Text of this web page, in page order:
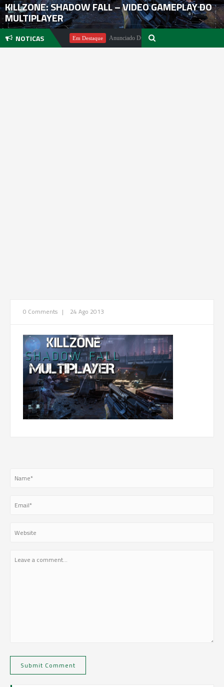
KILLZONE: SHADOW FALL – VIDEO GAMEPLAY DO
MULTIPLAYER
NOTICAS
Pachter Em Destaque Anunciado DualSense The Last of Us Limited
0 Comments | 24 Ago 2013